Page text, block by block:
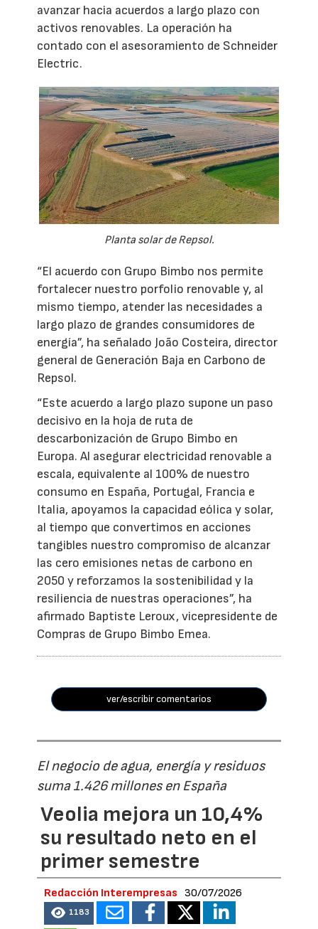
avanzar hacia acuerdos a largo plazo con
activos renovables. La operación ha
contado con el asesoramiento de Schneider
Electric.
Planta solar de Repsol.
“El acuerdo con Grupo Bimbo nos permite
fortalecer nuestro porfolio renovable y, al
mismo tiempo, atender las necesidades a
largo plazo de grandes consumidores de
energía”, ha señalado João Costeira, director
general de Generación Baja en Carbono de
Repsol.
“Este acuerdo a largo plazo supone un paso
decisivo en la hoja de ruta de
descarbonización de Grupo Bimbo en
Europa. Al asegurar electricidad renovable a
escala, equivalente al 100% de nuestro
consumo en España, Portugal, Francia e
Italia, apoyamos la capacidad eólica y solar,
al tiempo que convertimos en acciones
tangibles nuestro compromiso de alcanzar
las cero emisiones netas de carbono en
2050 y reforzamos la sostenibilidad y la
resiliencia de nuestras operaciones”, ha
afirmado Baptiste Leroux, vicepresidente de
Compras de Grupo Bimbo Emea.
ver/escribir comentarios
El negocio de agua, energía y residuos
suma 1.426 millones en España
Veolia mejora un 10,4%
su resultado neto en el
primer semestre
Redacción Interempresas 30/07/2026
1183